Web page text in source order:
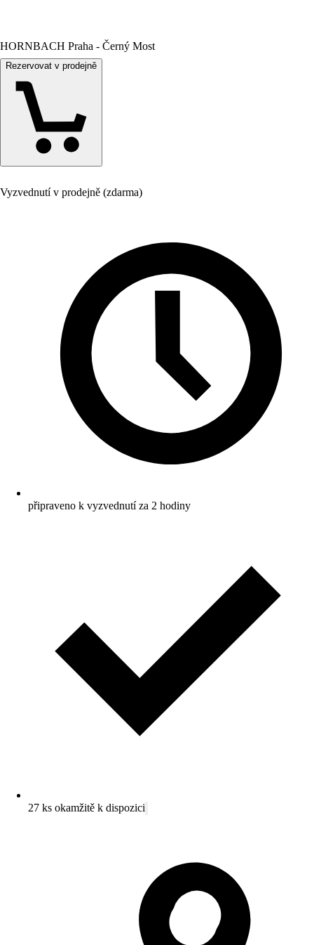
HORNBACH Praha - Černý Most
Rezervovat v prodejně
Vyzvednutí v prodejně (zdarma)
připraveno k vyzvednutí za 2 hodiny
27 ks okamžitě k dispozici